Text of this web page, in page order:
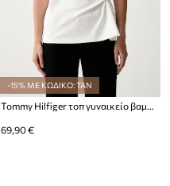
-15% ΜΕ ΚΩΔΙΚΟ: TAN
Tommy Hilfiger τοπ γυναικείο βαμβακερό
69,90 €